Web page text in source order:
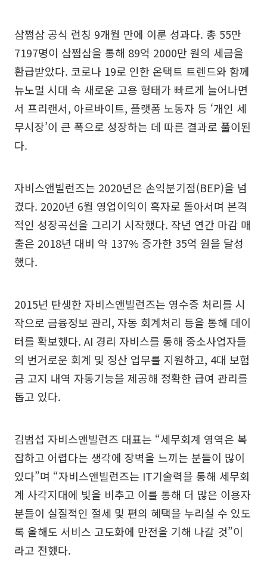
삼쩜삼 공식 런칭 9개월 만에 이룬 성과다. 총 55만
7197명이 삼쩜삼을 통해 89억 2000만 원의 세금을
환급받았다. 코로나 19로 인한 온택트 트렌드와 함께
뉴노멀 시대 속 새로운 고용 형태가 빠르게 늘어나면
서 프리랜서, 아르바이트, 플랫폼 노동자 등 ‘개인 세
무시장’이 큰 폭으로 성장하는 데 따른 결과로 풀이된
다.
자비스앤빌런즈는 2020년은 손익분기점(BEP)을 넘
겼다. 2020년 6월 영업이익이 흑자로 돌아서며 본격
적인 성장곡선을 그리기 시작했다. 작년 연간 마감 매
출은 2018년 대비 약 137% 증가한 35억 원을 달성
했다.
2015년 탄생한 자비스앤빌런즈는 영수증 처리를 시
작으로 금융정보 관리, 자동 회계처리 등을 통해 데이
터를 확보했다. AI 경리 자비스를 통해 중소사업자들
의 번거로운 회계 및 정산 업무를 지원하고, 4대 보험
금 고지 내역 자동기능을 제공해 정확한 급여 관리를
돕고 있다.
김범섭 자비스앤빌런즈 대표는 “세무회계 영역은 복
잡하고 어렵다는 생각에 장벽을 느끼는 분들이 많이
있다”며 “자비스앤빌런즈는 IT기술력을 통해 세무회
계 사각지대에 빛을 비추고 이를 통해 더 많은 이용자
분들이 실질적인 절세 및 편의 혜택을 누리실 수 있도
록 올해도 서비스 고도화에 만전을 기해 나갈 것”이
라고 전했다.